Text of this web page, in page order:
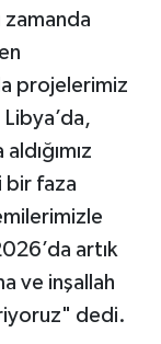
zamanda
projelerimiz
Libya’da,
bir faza
artık
ve inşallah
dedi.